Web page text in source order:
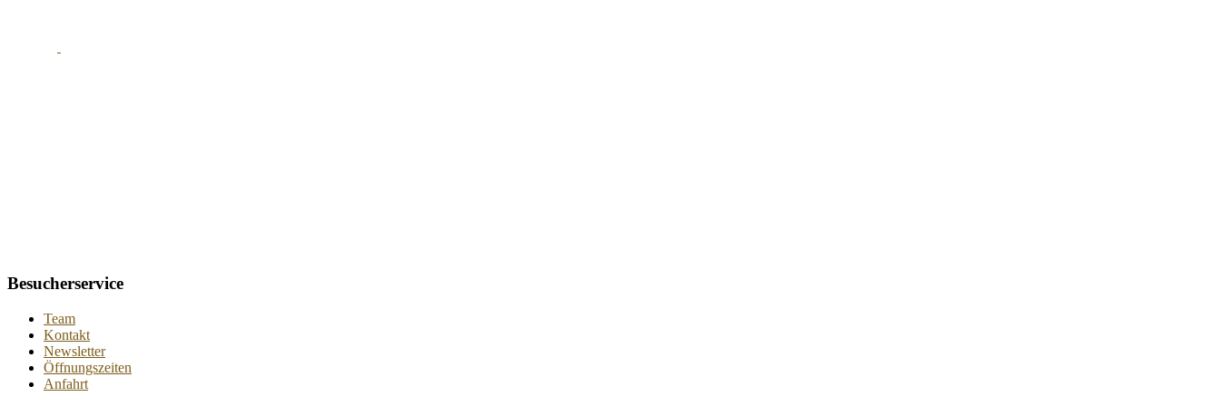
Besucherservice
Team
Kontakt
Newsletter
Öffnungszeiten
Anfahrt